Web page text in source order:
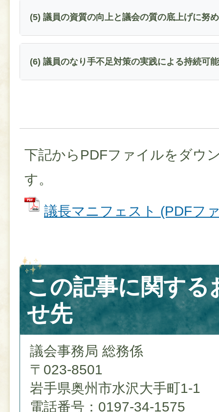
(5) 議員の資質の向上と議会の質の底上げに努
(6) 議員のなり手不足対策の実践による持続可
下記からPDFファイルをダウ
す。
議長マニフェスト (PDFフ
この記事に関する
せ先
議会事務局 総務係
〒023-8501
岩手県奥州市水沢大手町1-1
電話番号：0197-34-1575